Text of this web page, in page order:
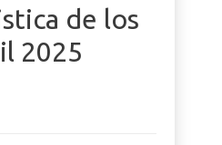
de los
2025